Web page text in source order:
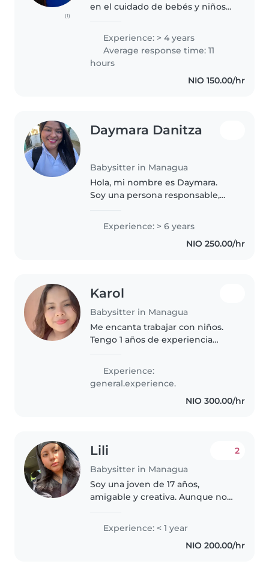
(1)
en el cuidado de bebés y niños
dedicada a brindar atención
segura, afectuosa y estimulante...
Experience: > 4 years
Average response time: 11
hours
NIO 150.00/hr
Daymara Danitza
Babysitter in Managua
Hola, mi nombre es Daymara.
Soy una persona responsable,
comprometida con el bienestar
de los niños. Me gusta brindar un
ambiente seguro, respetuoso y
Experience: > 6 years
NIO 250.00/hr
Karol
Babysitter in Managua
Me encanta trabajar con niños.
Tengo 1 años de experiencia
bebés y niños pequeños. ¡Estoy
deseando cuidar de tus hijos!
Puedes ponerte en contacto
Experience:
general.experience.
NIO 300.00/hr
Lili
Babysitter in Managua
2
Soy una joven de 17 años,
amigable y creativa. Aunque no
disfruto mucho de estar con
niños y me encanta hacer
actividades como dibujar, leer
Experience: < 1 year
NIO 200.00/hr